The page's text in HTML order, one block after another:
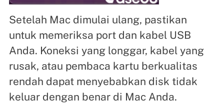
Setelah Mac dimulai ulang, pastikan
untuk memeriksa port dan kabel USB
Anda. Koneksi yang longgar, kabel yang
rusak, atau pembaca kartu berkualitas
rendah dapat menyebabkan disk tidak
keluar dengan benar di Mac Anda.